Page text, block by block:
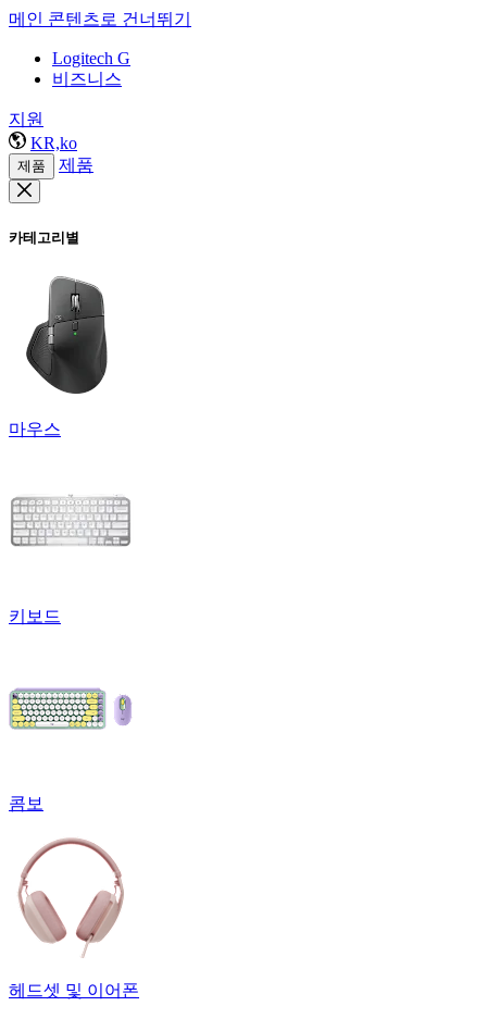
메인 콘텐츠로 건너뛰기
Logitech G
비즈니스
지원
KR,ko
제품 제품
카테고리별
마우스
키보드
콤보
헤드셋 및 이어폰